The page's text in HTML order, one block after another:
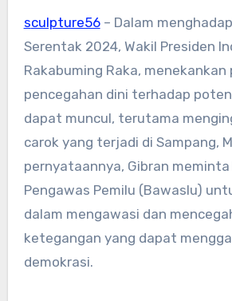
sculpture56– Dalam
Serentak 2024, Wakil Presiden
Rakabuming Raka,
pencegahan dini terhadap
dapat muncul, terutama
carok yang terjadi di Sampang,
pernyataannya, Gibran meminta
Pengawas Pemilu (Bawaslu)
dalam mengawasi dan
ketegangan yang dapat
demokrasi.